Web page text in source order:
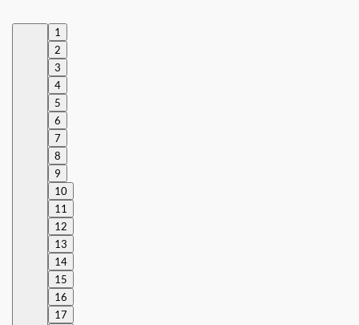
1
2
3
4
5
6
7
8
9
10
11
12
13
14
15
16
17